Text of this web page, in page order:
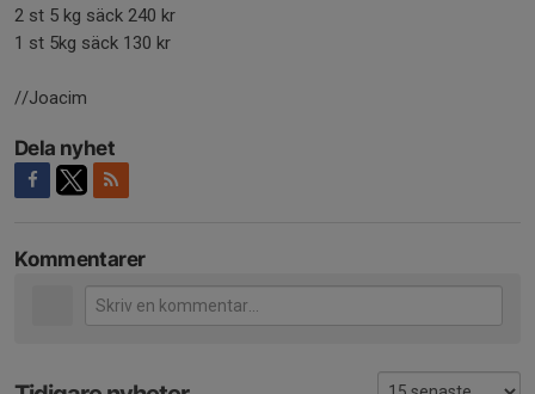
2 st 5 kg säck 240 kr
1 st 5kg säck 130 kr
//Joacim
Dela nyhet
Kommentarer